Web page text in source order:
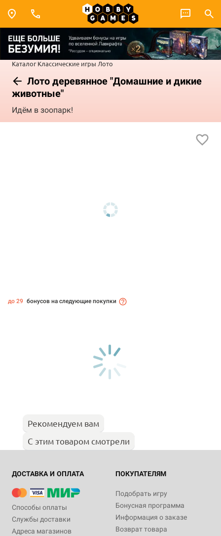
Каталог Классические игры Лото
Лото деревянное "Домашние и дикие
животные"
Идём в зоопарк!
до 29 бонусов на следующие покупки
Рекомендуем вам
С этим товаром смотрели
ДОСТАВКА И ОПЛАТА
Способы оплаты
Службы доставки
Адреса магазинов
ПОКУПАТЕЛЯМ
Подобрать игру
Бонусная программа
Информация о заказе
Возврат товара